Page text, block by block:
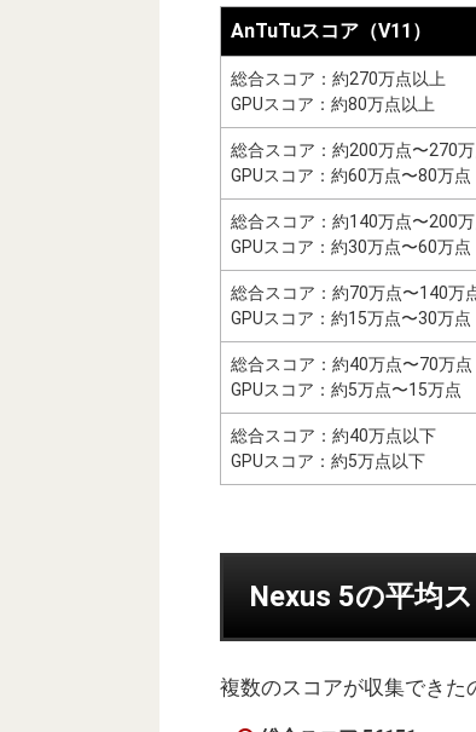
AnTuTuスコア（V11）
総合スコア：約270万点以上
GPUスコア：約80万点以上
総合スコア：約200万点〜270
GPUスコア：約60万点〜80万点
総合スコア：約140万点〜200
GPUスコア：約30万点〜60万点
総合スコア：約70万点〜140万
GPUスコア：約15万点〜30万点
総合スコア：約40万点〜70万点
GPUスコア：約5万点〜15万点
総合スコア：約40万点以下
GPUスコア：約5万点以下
Nexus 5の平均
複数のスコアが収集できた